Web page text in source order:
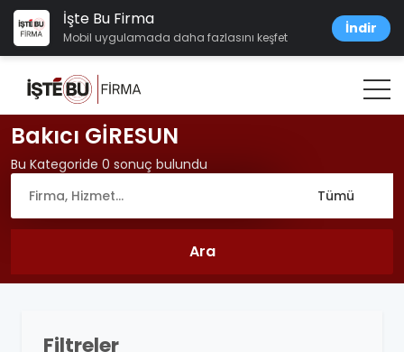
İşte Bu Firma
Mobil uygulamada daha fazlasını keşfet
İndir
Bakıcı GİRESUN
Bu Kategoride 0 sonuç bulundu
Filtreler